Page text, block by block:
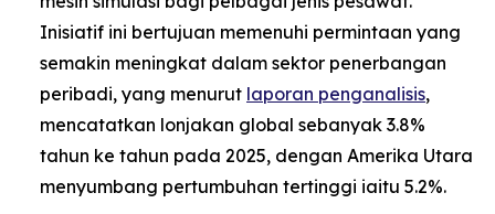
Inisiatif ini bertujuan memenuhi permintaan yang
semakin meningkat dalam sektor penerbangan
peribadi, yang menurut laporan penganalisis,
mencatatkan lonjakan global sebanyak 3.8%
tahun ke tahun pada 2025, dengan Amerika Utara
menyumbang pertumbuhan tertinggi iaitu 5.2%.